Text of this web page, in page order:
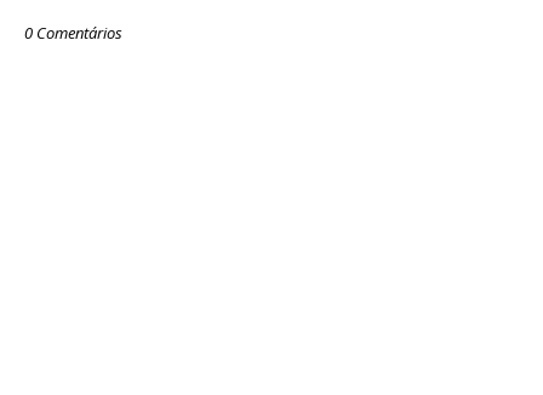
0 Comentários